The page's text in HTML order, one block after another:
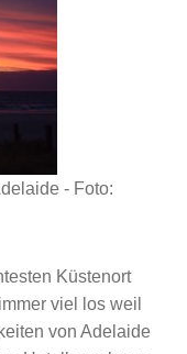
- Foto:
Küstenort
viel los weil
von Adelaide